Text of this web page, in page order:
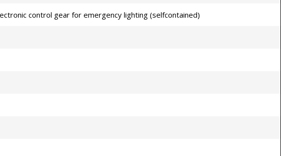
control gear for emergency lighting (selfcontained)